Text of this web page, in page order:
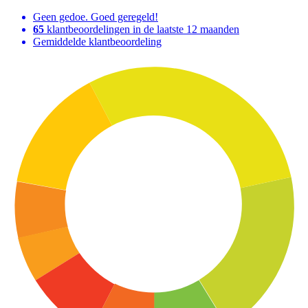
Geen gedoe. Goed geregeld!
65 klantbeoordelingen in de laatste 12 maanden
Gemiddelde klantbeoordeling